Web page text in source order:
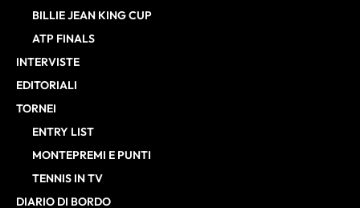
BILLIE JEAN KING CUP
ATP FINALS
INTERVISTE
EDITORIALI
TORNEI
ENTRY LIST
MONTEPREMI E PUNTI
TENNIS IN TV
DIARIO DI BORDO